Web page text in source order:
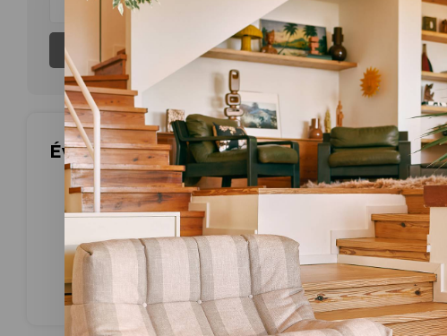
S'abonner
Évaluations
Aucun produit n'a